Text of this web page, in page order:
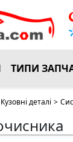
ТИПИ
Кузовні деталі >